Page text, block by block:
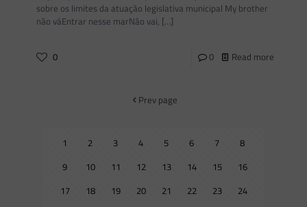
sobre os limites da atuação legislativa municipal My brother
não váEntrar nesse marNão vai, […]
0 0 Read more
Prev page
1 2 3 4 5 6 7
8
9
10 11 12 13 14 15
16
17
18 19 20 21 22 23
24